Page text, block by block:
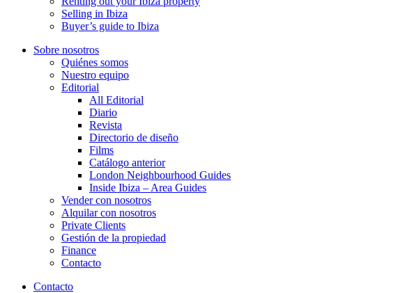
Selling in Ibiza
Buyer’s guide to Ibiza
Sobre nosotros
Quiénes somos
Nuestro equipo
Editorial
All Editorial
Diario
Revista
Directorio de diseño
Films
Catálogo anterior
London Neighbourhood Guides
Inside Ibiza – Area Guides
Vender con nosotros
Alquilar con nosotros
Private Clients
Gestión de la propiedad
Finance
Contacto
Contacto